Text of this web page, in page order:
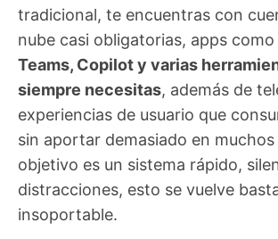
tradicional, te encuentras con
nube casi obligatorias, apps como
Teams, Copilot y varias
siempre necesitas, además de
experiencias de usuario que
sin aportar demasiado en muchos
objetivo es un sistema rápido,
distracciones, esto se vuelve
insoportable.